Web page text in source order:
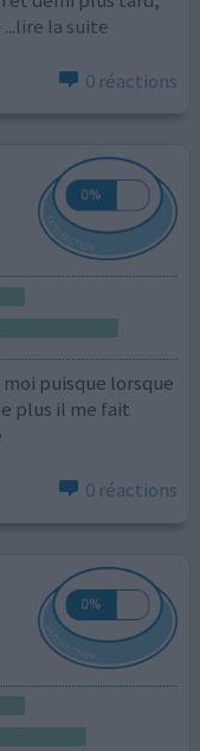
...lire la suite
0 réactions
puisque lorsque
plus il me fait
0 réactions